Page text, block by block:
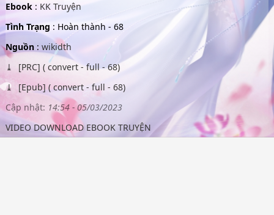
Ebook : KK Truyện
Tình Trạng : Hoàn thành - 68
Nguồn: wikidth
[PRC] ( convert - full - 68)
[Epub] ( convert - full - 68)
Cập nhật: 14:54 - 05/03/2023
VIDEO DOWNLOAD EBOOK TRUYỆN